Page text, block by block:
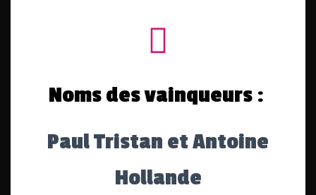
Noms des vainqueurs :
Paul Tristan et Antoine
Hollande